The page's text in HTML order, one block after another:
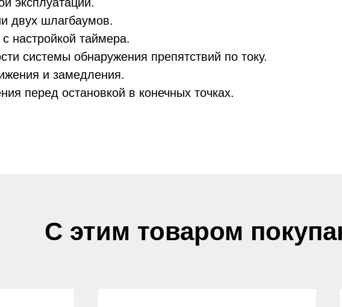
двух шлагбаумов.
настройкой таймера.
системы обнаружения препятствий по току.
и замедления.
перед остановкой в конечных точках.
300
-20 ÷ +55
10500 ₽
12750 ₽
С этим товаром